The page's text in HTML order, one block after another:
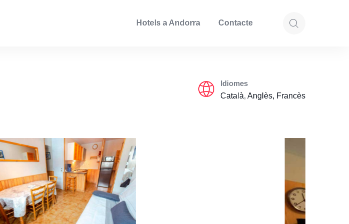
Hotels a Andorra Contacte
Idiomes
Català, Anglès, Francès